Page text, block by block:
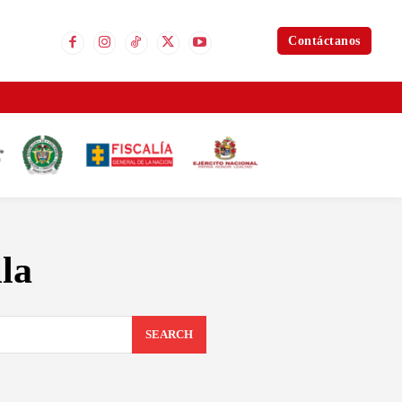
Contáctanos
SEARCH